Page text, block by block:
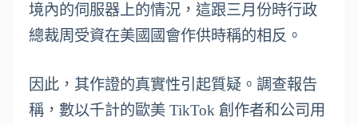
境內的伺服器上的情況，這跟三月份時行政
總裁周受資在美國國會作供時稱的相反。
因此，其作證的真實性引起質疑。調查報告
稱，數以千計的歐美 TikTok 創作者和公司用